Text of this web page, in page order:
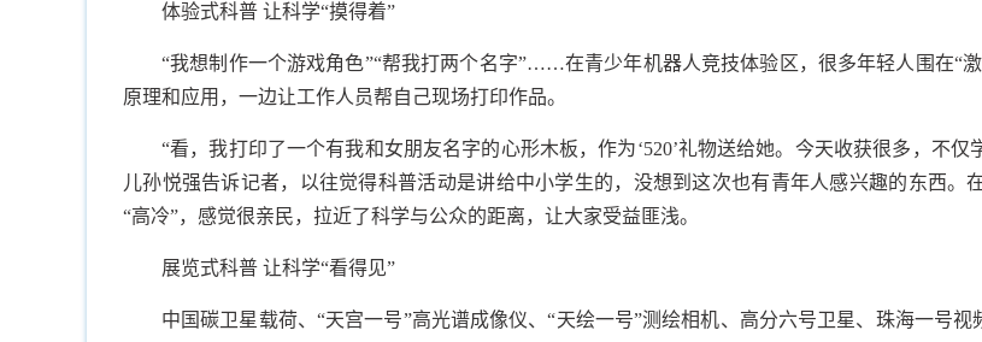
体验式科普 让科学“摸得着”
“我想制作一个游戏角色”“帮我打两个名字”……在青少年机器人竞技体验区，很多年轻人围在“
原理和应用，一边让工作人员帮自己现场打印作品。
“看，我打印了一个有我和女朋友名字的心形木板，作为‘520’礼物送给她。今天收获很多，不
儿孙悦强告诉记者，以往觉得科普活动是讲给中小学生的，没想到这次也有青年人感兴趣的东西
“高冷”，感觉很亲民，拉近了科学与公众的距离，让大家受益匪浅。
展览式科普 让科学“看得见”
中国碳卫星载荷、“天宫一号”高光谱成像仪、“天绘一号”测绘相机、高分六号卫星、珠海一